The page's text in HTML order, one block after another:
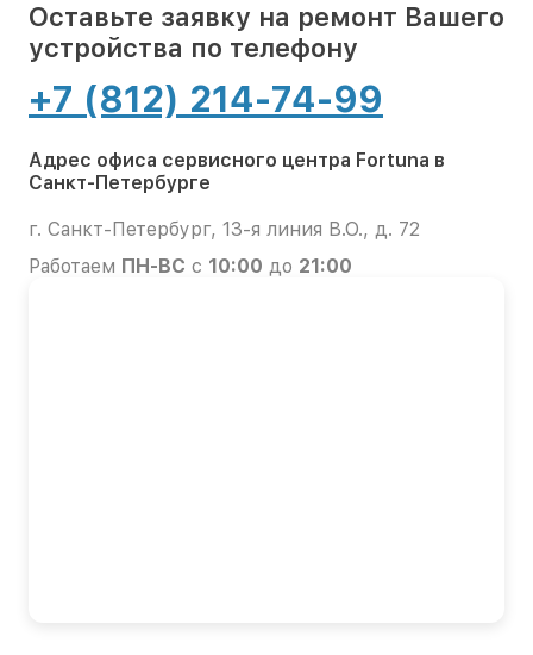
Оставьте заявку на ремонт Вашего
устройства по телефону
+7 (812) 214-74-99
Адрес офиса сервисного центра Fortuna в
Санкт-Петербурге
г. Санкт-Петербург, 13-я линия В.О., д. 72
Работаем ПН-ВС с 10:00 до 21:00